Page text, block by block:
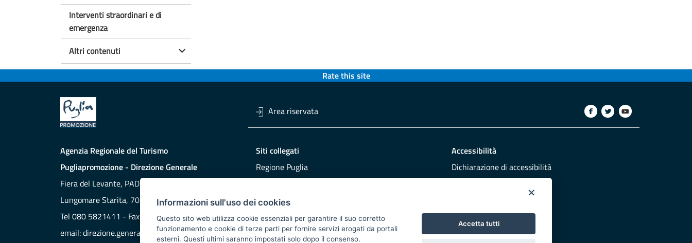
×
Informazioni sull'uso dei cookies
Questo sito web utilizza cookie essenziali per garantire il suo corretto
funzionamento e cookie di terze parti per fornire servizi erogati da portali
esterni. Questi ultimi saranno impostati solo dopo il consenso.
Accetta tutti
Interventi straordinari e di
emergenza
Altri contenuti
Rate this site
Area riservata
Agenzia Regionale del Turismo
Pugliapromozione - Direzione Generale
Fiera del Levante, PAD. 172
Lungomare Starita, 70132 BARI
Tel 080 5821411 - Fax 080 5821429
email:direzione.generale@aret.regione.puglia.it
Siti collegati
Regione Puglia
DMS Puglia
Buy Puglia
Accessibilità
Dichiarazione di accessibilità
Responsabili pubblicazione